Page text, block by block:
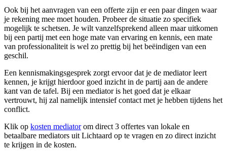
Ook bij het aanvragen van een offerte zijn er een paar dingen waar
je rekening mee moet houden. Probeer de situatie zo specifiek
mogelijk te schetsen. Je wilt vanzelfsprekend alleen maar uitkomen
bij een partij met een hoge mate van ervaring en kennis, een mate
van professionaliteit is wel zo prettig bij het beëindigen van een
geschil.
Een kennismakingsgesprek zorgt ervoor dat je de mediator leert
kennen, je krijgt hierdoor goed inzicht in de partij aan de andere
kant van de tafel. Bij een mediator is het goed dat je elkaar
vertrouwt, hij zal namelijk intensief contact met je hebben tijdens het
conflict.
Klik op kosten mediatorom direct 3 offertes van lokale en
betaalbare mediators uit Lichtaard op te vragen en zo direct inzicht
te krijgen in de kosten.